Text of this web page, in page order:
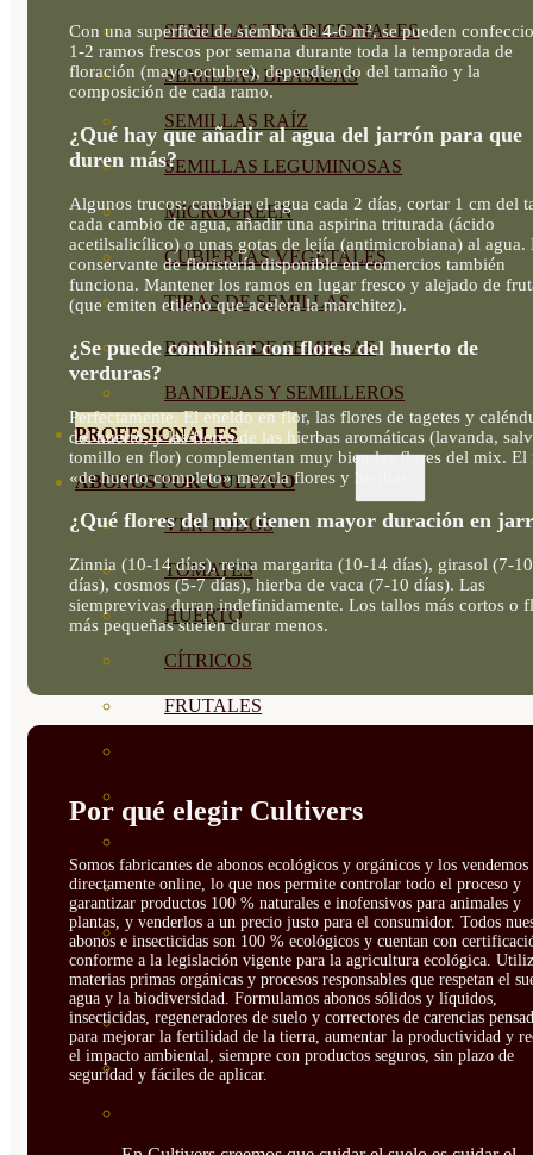
SEMILLAS TRADICIONALES
SEMILLAS BRASICAS
SEMILLAS RAÍZ
SEMILLAS LEGUMINOSAS
MICROGREEN
CUBIERTAS VEGETALES
TIRAS DE SEMILLAS
BOMBAS DE SEMILLAS
BANDEJAS Y SEMILLEROS
PROFESIONALES
ABONOS POR CULTIVO
VER TODOS
TOMATES
HUERTO
CÍTRICOS
FRUTALES
BONSAI
OLIVO
CACTUS, CRASAS Y
SUCULENTAS
PLANTAS DE INTERIOR
ORQUIDEAS
Con una superficie de siembra de 4-6 m², se pueden
1-2 ramos frescos por semana durante toda la temporada de
floración (mayo-octubre), dependiendo del tamaño y la
composición de cada ramo.
¿Qué hay que añadir al agua del jarrón para que
duren más?
Algunos trucos: cambiar el agua cada 2 días, cortar 1 cm del
cada cambio de agua, añadir una aspirina triturada (ácido
acetilsalicílico) o unas gotas de lejía (antimicrobiana) al agua.
conservante de floristería disponible en comercios también
funciona. Mantener los ramos en lugar fresco y alejado de
(que emiten etileno que acelera la marchitez).
¿Se puede combinar con flores del huerto de
verduras?
Perfectamente. El eneldo en flor, las flores de tagetes y
del huerto, y las flores de las hierbas aromáticas (lavanda,
tomillo en flor) complementan muy bien las flores del mix. El
«de huerto completo» mezcla flores y hierbas.
¿Qué flores del mix tienen mayor duración en
Zinnia (10-14 días), reina margarita (10-14 días), girasol (7-10
días), cosmos (5-7 días), hierba de vaca (7-10 días). Las
siemprevivas duran indefinidamente. Los tallos más cortos o
más pequeñas suelen durar menos.
Por qué elegir Cultivers
Somos fabricantes de abonos ecológicos y orgánicos y los vendemos
directamente online, lo que nos permite controlar todo el proceso y
garantizar productos 100 % naturales e inofensivos para animales y
plantas, y venderlos a un precio justo para el consumidor. Todos
abonos e insecticidas son 100 % ecológicos y cuentan con
conforme a la legislación vigente para la agricultura ecológica.
materias primas orgánicas y procesos responsables que respetan el
agua y la biodiversidad. Formulamos abonos sólidos y líquidos,
insecticidas, regeneradores de suelo y correctores de carencias
para mejorar la fertilidad de la tierra, aumentar la productividad y
el impacto ambiental, siempre con productos seguros, sin plazo de
seguridad y fáciles de aplicar.